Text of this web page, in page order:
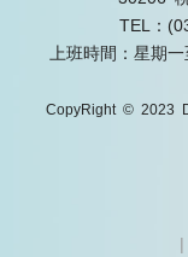
TEL：
上班時間：星期
CopyRight © 2023